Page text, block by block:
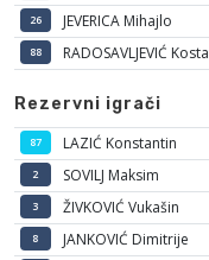
26 JEVERICA Mihajlo
88 RADOSAVLJEVIĆ Kosta
Rezervni igrači
87 LAZIĆ Konstantin
2 SOVILJ Maksim
3 ŽIVKOVIĆ Vukašin
8 JANKOVIĆ Dimitrije